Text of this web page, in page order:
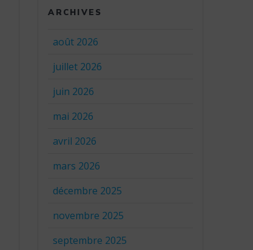
ARCHIVES
août 2026
juillet 2026
juin 2026
mai 2026
avril 2026
mars 2026
décembre 2025
novembre 2025
septembre 2025